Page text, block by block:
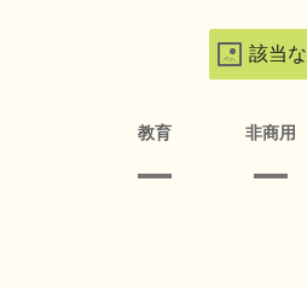
該当
教育 非商用